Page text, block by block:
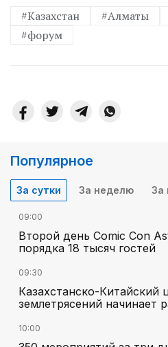
#Казахстан
#Алматы
#форум
Популярное
За сутки За неделю За
09:00
Второй день Comic Con
порядка 18 тысяч гостей
09:30
Казахстанско-Китайский
землетрясений начинает
10:00